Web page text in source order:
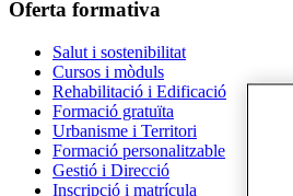
Oferta formativa
Salut i sostenibilitat
Cursos i mòduls
Rehabilitació i Edificació
Formació gratuïta
Urbanisme i Territori
Formació personalitzable
Gestió i Direcció
Inscripció i matrícula